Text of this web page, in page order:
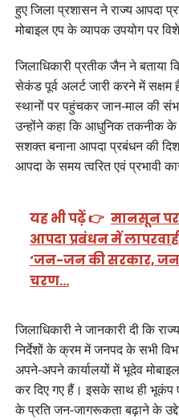
हुए जिला प्रशासन ने राज्य आपदा
मोबाइल एप के व्यापक उपयोग पर
जिलाधिकारी प्रतीक जैन ने
सेकंड पूर्व अलर्ट जारी करने में
स्थानों पर पहुंचकर जान-माल की
उन्होंने कहा कि आधुनिक तकनीक के
सशक्त बनाना आपदा प्रबंधन की
आपदा के समय त्वरित एवं प्रभावी
यह भी पढ़ें 👉 मानसून पर
आपदा प्रबंधन में
‘जन-जन की सरकार, जन-
चरण…
जिलाधिकारी ने जानकारी दी कि
निर्देशों के क्रम में जनपद के सभी
अपने-अपने कार्यालयों में भूदेव
कर दिए गए हैं। इसके साथ ही
के प्रति जन-जागरूकता बढ़ाने के